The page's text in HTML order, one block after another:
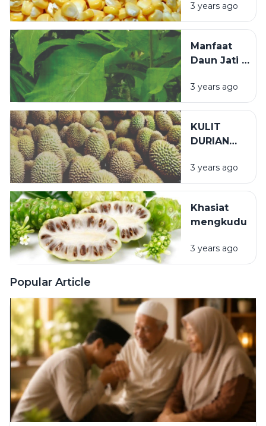
Alasan
Kuat
Sehat
3 years ago
Manfaat
Daun Jati :
Menjaga
Kesehatan
3 years ago
KULIT
DURIAN
LAWAN
3 years ago
Khasiat
mengkudu
3 years ago
Popular Article